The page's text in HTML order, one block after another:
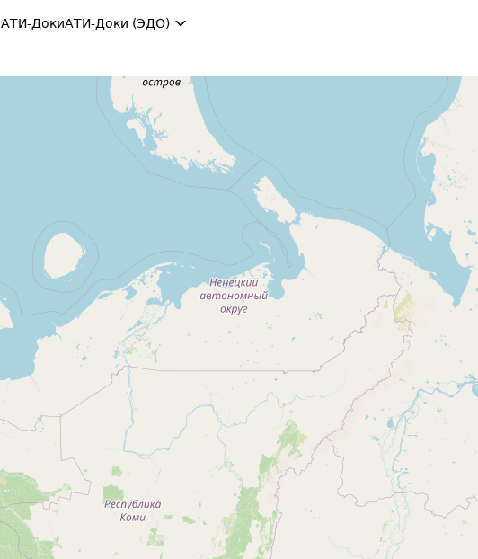
АТИ-ДокиАТИ-Доки (ЭДО)